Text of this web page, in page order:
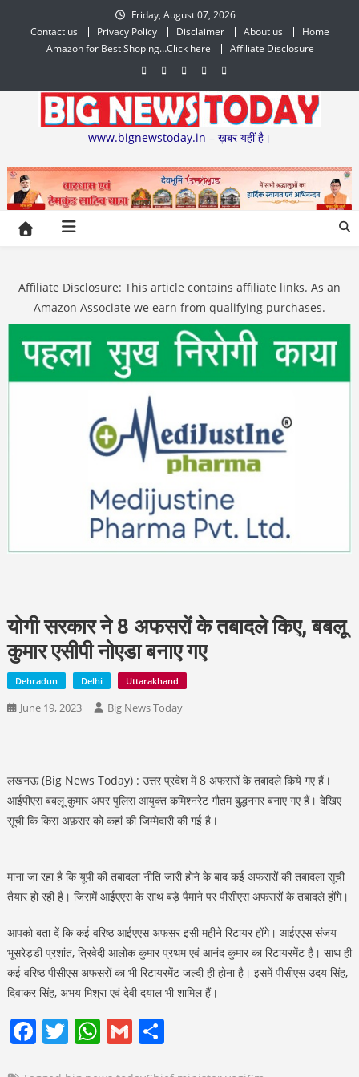
content
Friday, August 07, 2026
Contact us
Privacy Policy Disclaimer About us
Home
Amazon for Best Shoping…Click here
Affiliate Disclosure
www.bignewstoday.in – ख़बर यहीं है।
Affiliate Disclosure: This article contains affiliate links. As an
Amazon Associate we earn from qualifying purchases.
योगी सरकार ने 8 अफसरों के तबादले किए, बबलू
कुमार एसीपी नोएडा बनाए गए
Dehradun Delhi Uttarakhand
June 19, 2023 Big News Today
लखनऊ (Big News Today) : उत्तर प्रदेश में 8 अफसरों के तबादले किये गए हैं।
आईपीएस बबलू कुमार अपर पुलिस आयुक्त कमिश्नरेट गौतम बुद्धनगर बनाए गए हैं। देखिए
सूची कि किस अफ़सर को कहां की जिम्मेदारी की गई है।
माना जा रहा है कि यूपी की तबादला नीति जारी होने के बाद कई अफसरों की तबादला सूची
तैयार हो रही है। जिसमें आईएएस के साथ बड़े पैमाने पर पीसीएस अफसरों के तबादले होंगे।
आपको बता दें कि कई वरिष्ठ आईएएस अफसर इसी महीने रिटायर होंगे। आईएएस संजय
भूसरेड्डी प्रशांत, त्रिवेदी आलोक कुमार प्रथम एवं आनंद कुमार का रिटायरमेंट है। साथ ही
कई वरिष्ठ पीसीएस अफसरों का भी रिटायरमेंट जल्दी ही होना है। इसमें पीसीएस उदय सिंह,
दिवाकर सिंह, अभय मिश्रा एवं देवी दयाल भी शामिल हैं।
Facebook
Twitter
WhatsApp
GmailShare